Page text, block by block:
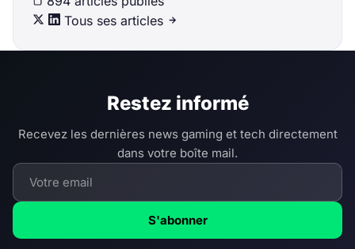
Tous ses articles
Restez informé
Recevez les dernières news gaming et tech directement
dans votre boîte mail.
S'abonner